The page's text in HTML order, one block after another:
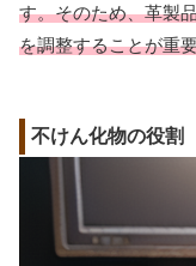
す。そのため、革製
を調整することが重
不けん化物の役割